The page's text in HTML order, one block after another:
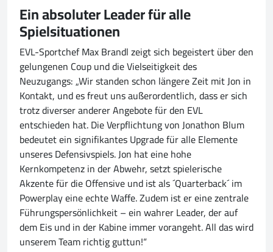
Ein absoluter Leader für alle
Spielsituationen
EVL-Sportchef Max Brandl zeigt sich begeistert über den
gelungenen Coup und die Vielseitigkeit des
Neuzugangs: „Wir standen schon längere Zeit mit Jon in
Kontakt, und es freut uns außerordentlich, dass er sich
trotz diverser anderer Angebote für den EVL
entschieden hat. Die Verpflichtung von Jonathon Blum
bedeutet ein signifikantes Upgrade für alle Elemente
unseres Defensivspiels. Jon hat eine hohe
Kernkompetenz in der Abwehr, setzt spielerische
Akzente für die Offensive und ist als ´Quarterback´ im
Powerplay eine echte Waffe. Zudem ist er eine zentrale
Führungspersönlichkeit – ein wahrer Leader, der auf
dem Eis und in der Kabine immer vorangeht. All das wird
unserem Team richtig guttun!“